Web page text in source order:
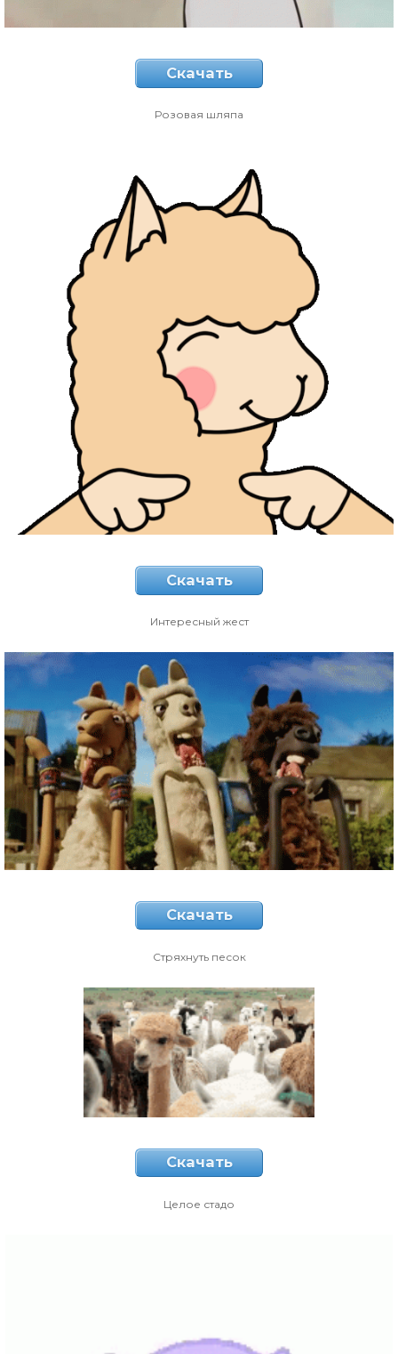
Скачать
Розовая шляпа
Скачать
Интересный жест
Скачать
Стряхнуть песок
Скачать
Целое стадо